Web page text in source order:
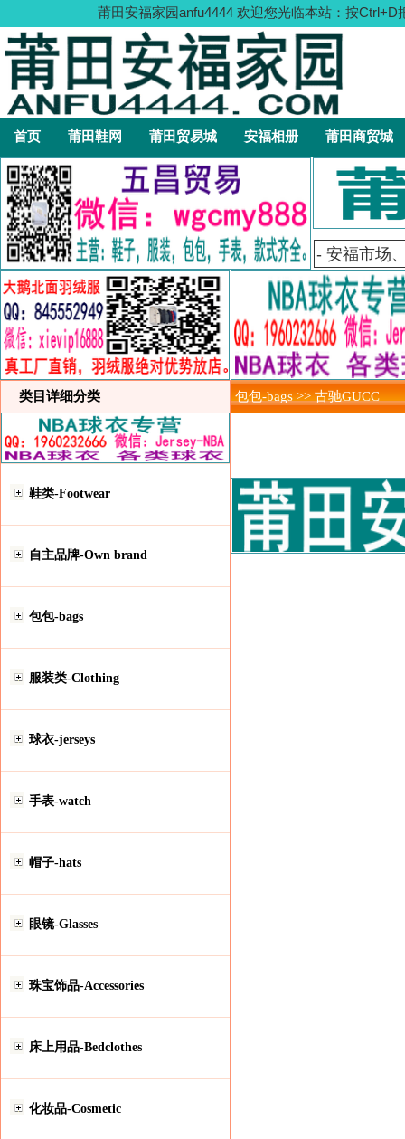
莆田安福家园anfu4444 欢迎您光临本站：按
首页 莆田鞋网 莆田贸易城 安福相册 莆田商贸城
类目详细分类
鞋类-Footwear
自主品牌-Own brand
包包-bags
服装类-Clothing
球衣-jerseys
手表-watch
帽子-hats
眼镜-Glasses
珠宝饰品-Accessories
床上用品-Bedclothes
化妆品-Cosmetic
包包-bags >> 古驰GUCC